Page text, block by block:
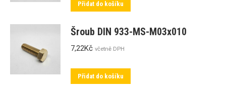
Přidat do košíku
Šroub DIN 933-MS-M03x010
7,22Kč včetně DPH
Přidat do košíku